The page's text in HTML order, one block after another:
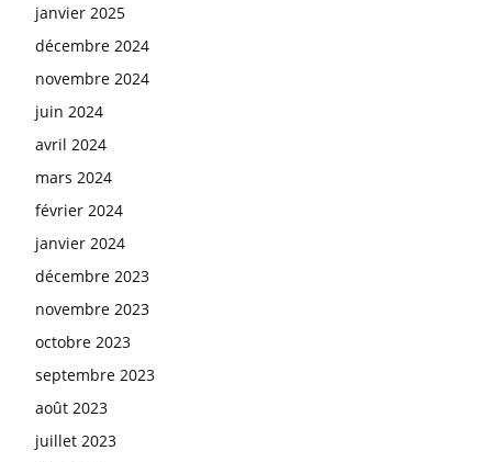
janvier 2025
décembre 2024
novembre 2024
juin 2024
avril 2024
mars 2024
février 2024
janvier 2024
décembre 2023
novembre 2023
octobre 2023
septembre 2023
août 2023
juillet 2023